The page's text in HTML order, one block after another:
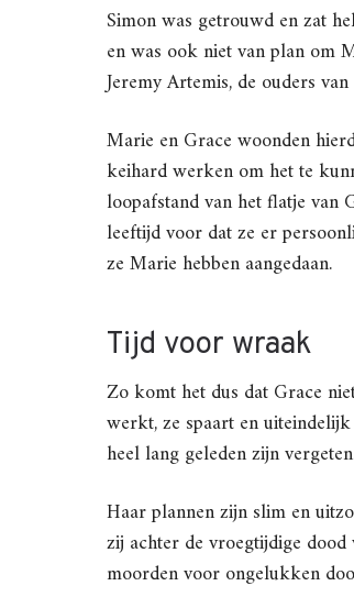
Simon was getrouwd en zat
en was ook niet van plan om
Jeremy Artemis, de ouders
Marie en Grace woonden
keihard werken om het te
loopafstand van het flatje van
leeftijd voor dat ze er
ze Marie hebben aangedaan.
Tijd voor wraak
Zo komt het dus dat Grace
werkt, ze spaart en
heel lang geleden zijn
Haar plannen zijn slim en
zij achter de vroegtijdige
moorden voor ongelukken